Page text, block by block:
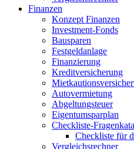
Finanzen
Konzept Finanzen
Investment-Fonds
Bausparen
Festgeldanlage
Finanzierung
Kreditversicherung
Autovermietung
Abgeltungsteuer
Eigentumsparplan
Checkliste-
Checkliste für
Vergleichsrechner